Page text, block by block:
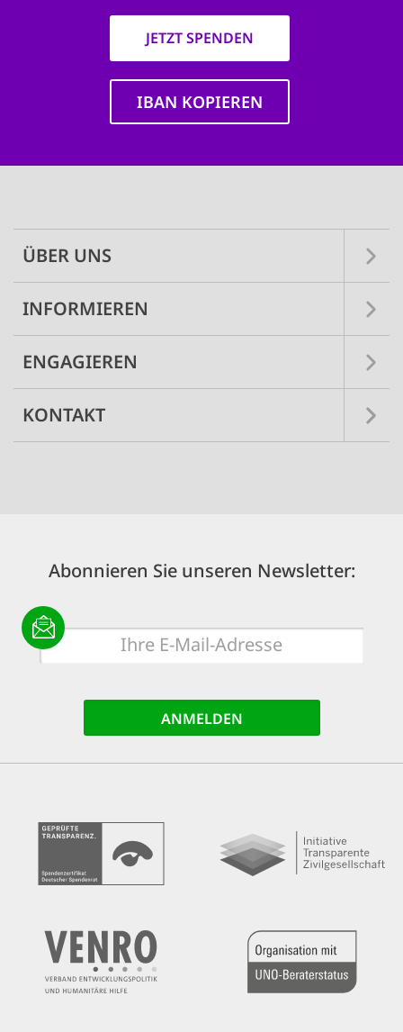
JETZT SPENDEN
IBAN KOPIEREN
ÜBER UNS
INFORMIEREN
ENGAGIEREN
KONTAKT
Abonnieren Sie unseren Newsletter:
E-
Mail